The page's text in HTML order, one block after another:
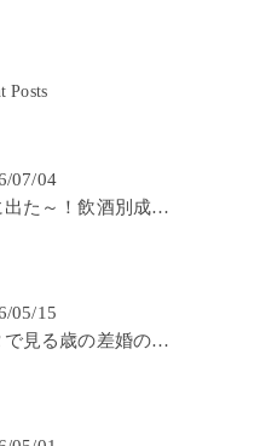
Posts
07/04
ついに出た～！飲酒別成婚率(IBJ)！
05/15
データで見る歳の差婚の確率の低さ。